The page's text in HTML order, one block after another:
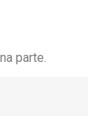
parte.